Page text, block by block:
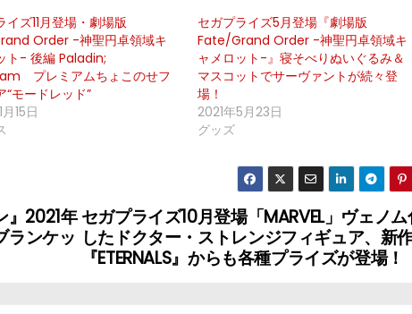
イズ11月登場・劇場版
Order -神聖円卓領域キ
ト- 後編 Paladin;
プレミアムちょこのせフ
“モードレッド”
月15日
セガプライズ5月登場『劇場版
Fate/Grand Order -神聖円卓領域キ
ャメロット-』寝そべりぬいぐるみ＆
マスコットでサーヴァントが続々登
場！
2021年5月23日
グッズ
セガプライズ10月登場「MARVEL」ヴェノ
したドクター・ストレンジフィギュア、新
『ETERNALS』からも各種プライズが登場！
』2021年
ランケッ